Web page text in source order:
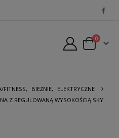
0
FITNESS, BIEŻNIE,
ELEKTRYCZNE
Z REGULOWANĄ WYSOKOŚCIĄ SKY